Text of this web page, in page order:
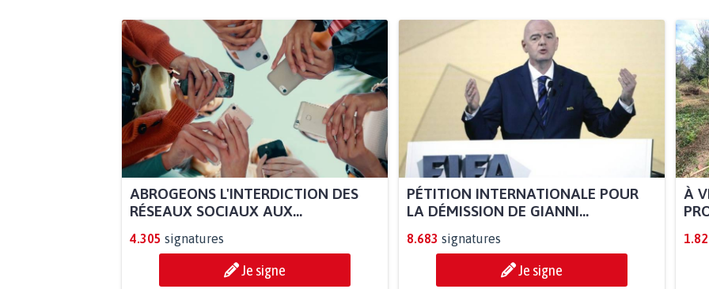
ABROGEONS L'INTERDICTION DES
RÉSEAUX SOCIAUX AUX...
4.305 signatures
Je signe
PÉTITION INTERNATIONALE POUR
LA DÉMISSION DE GIANNI...
8.683 signatures
Je signe
À